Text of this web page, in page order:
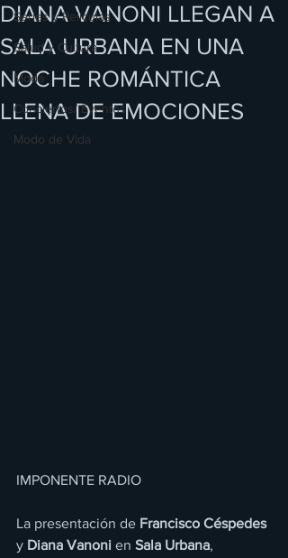
Series y Películas
Salud y Cultura
Moda
Conciertos/ Eventos
Modo de Vida
DIANA VANONI LLEGAN A
SALA URBANA EN UNA
NOCHE ROMÁNTICA
LLENA DE EMOCIONES
IMPONENTE RADIO
La presentación de Francisco Céspedes
y Diana Vanoni en Sala Urbana,